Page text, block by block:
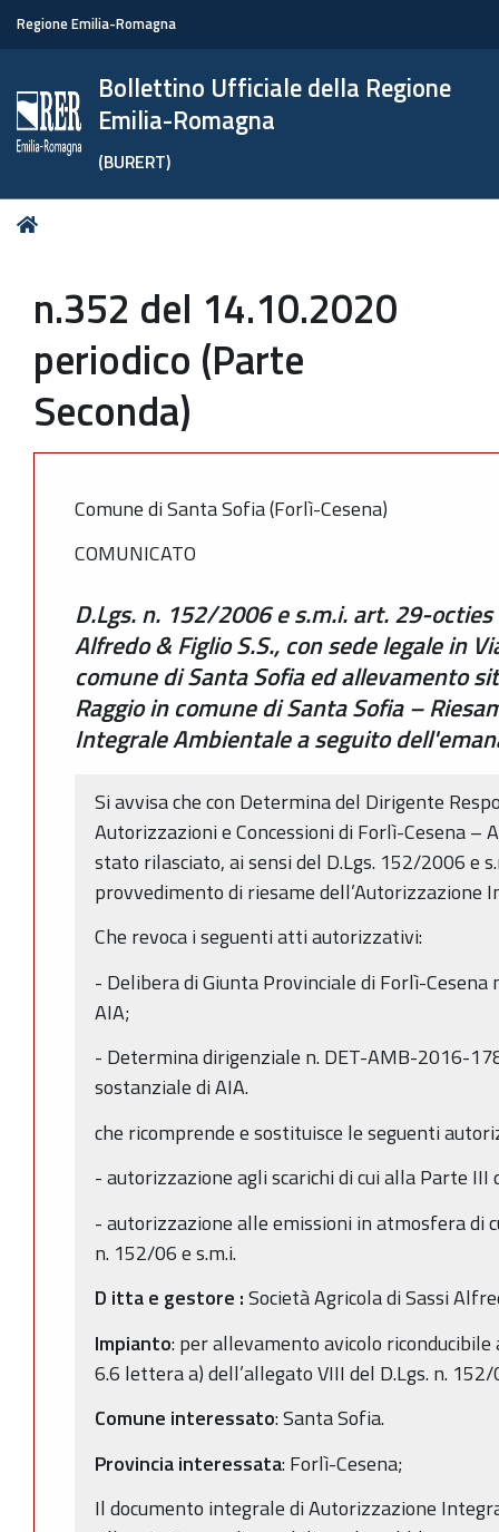
Regione Emilia-Romagna
Bollettino Ufficiale della Regione
Emilia-Romagna
(BURERT)
Tu
n.352 del 14.10.2020
periodico (Parte
Seconda)
Comune di Santa Sofia (Forlì-Cesena)
COMUNICATO
D.Lgs. n. 152/2006 e s.m.i. art. 29-
Alfredo & Figlio S.S., con sede legale in
comune di Santa Sofia ed allevamento
Raggio in comune di Santa Sofia –
Integrale Ambientale a seguito
Si avvisa che con Determina del Dirigente
Autorizzazioni e Concessioni di Forlì-Cesena –
stato rilasciato, ai sensi del D.Lgs. 152/2006 e
provvedimento di riesame dell’Autorizzazione
Che revoca i seguenti atti autorizzativi:
- Delibera di Giunta Provinciale di Forlì-
AIA;
- Determina dirigenziale n. DET-AMB-2016-
sostanziale di AIA.
che ricomprende e sostituisce le seguenti
- autorizzazione agli scarichi di cui alla Parte III
- autorizzazione alle emissioni in atmosfera di
n. 152/06 e s.m.i.
D ittae gestore :Società Agricola di Sassi
Impianto: per allevamento avicolo
6.6 lettera a) dell’allegato VIII del D.Lgs. n.
Comune interessato: Santa Sofia.
Provincia interessata: Forlì-Cesena;
Il documento integrale di Autorizzazione